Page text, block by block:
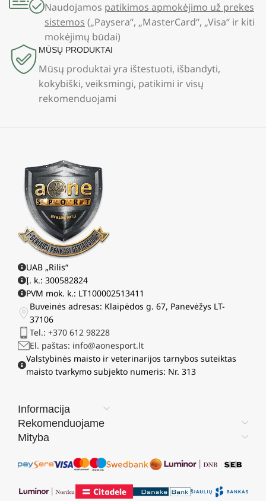
Naudojamos patikimos apmokėjimo už prekes
sistemos („Paysera“, „MasterCard“, „Visa“ ir kiti
mokėjimų būdai)
MŪSŲ PRODUKTAI
Mūsų produktai yra ištestuoti, išbandyti,
kokybiški, veiksmingi, patikimi ir visų
rekomenduojami
UAB „Rilis“
Į. k.: 300582824
PVM mok. k.: LT100002513411
Buveinės adresas: Klaipėdos g. 67, Panevėžys LT-
37106
Tel.: +370 612 98228
El. paštas: info@aonesport.lt
Valstybinės maisto ir veterinarijos tarnybos suteiktas
maisto tvarkymo subjekto numeris: Nr. 313
Informacija
Rekomenduojame
Mityba